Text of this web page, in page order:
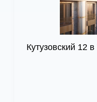
Кутузовский 12